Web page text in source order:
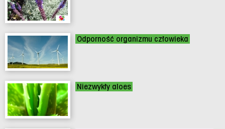
Odporność organizmu człowieka
Niezwykły aloes